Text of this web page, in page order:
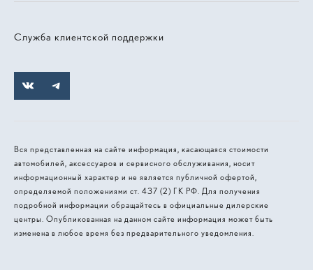
Служба клиентской поддержки
Вся представленная на сайте информация, касающаяся стоимости
автомобилей, аксессуаров и сервисного обслуживания, носит
информационный характер и не является публичной офертой,
определяемой положениями ст. 437 (2) ГК РФ. Для получения
подробной информации обращайтесь в официальные дилерские
центры. Опубликованная на данном сайте информация может быть
изменена в любое время без предварительного уведомления.